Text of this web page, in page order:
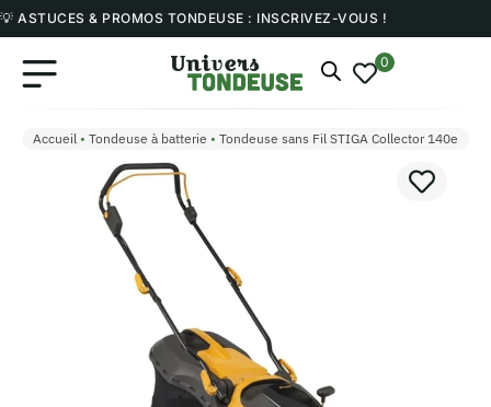
💡 ASTUCES & PROMOS TONDEUSE : INSCRIVEZ-VOUS !
0
Accueil • Tondeuse à batterie • Tondeuse sans Fil STIGA Collector 140e